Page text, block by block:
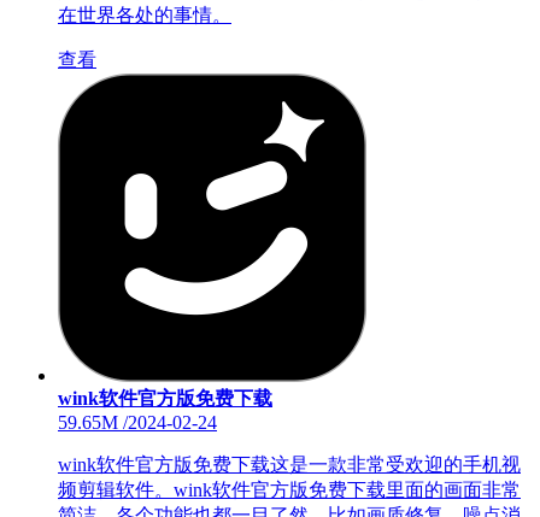
在世界各处的事情。
查看
wink软件官方版免费下载
59.65M /2024-02-24
wink软件官方版免费下载这是一款非常受欢迎的手机视
频剪辑软件。wink软件官方版免费下载里面的画面非常